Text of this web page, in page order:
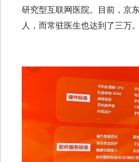
研究型互联网医院。目前，京
人，而常驻医生也达到了三万。